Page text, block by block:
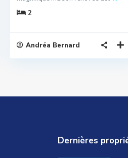
2
Andréa Bernard
Dernières